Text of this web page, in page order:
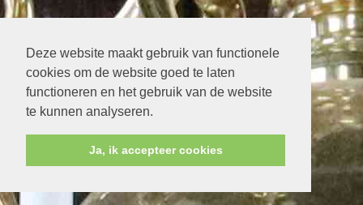
Deze website maakt gebruik van functionele
cookies om de website goed te laten
functioneren en het gebruik van de website
te kunnen analyseren.
Ja, ik accepteer cookies